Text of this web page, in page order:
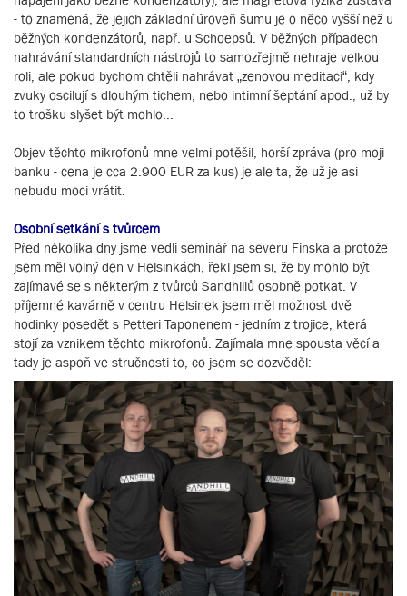
- to znamená, že jejich základní úroveň šumu je o něco vyšší než u
běžných kondenzátorů, např. u Schoepsů. V běžných případech
nahrávání standardních nástrojů to samozřejmě nehraje velkou
roli, ale pokud bychom chtěli nahrávat „zenovou meditaci“, kdy
zvuky oscilují s dlouhým tichem, nebo intimní šeptání apod., už by
to trošku slyšet být mohlo...
Objev těchto mikrofonů mne velmi potěšil, horší zpráva (pro moji
banku - cena je cca 2.900 EUR za kus) je ale ta, že už je asi
nebudu moci vrátit.
Osobní setkání s tvůrcem
Před několika dny jsme vedli seminář na severu Finska a protože
jsem měl volný den v Helsinkách, řekl jsem si, že by mohlo být
zajímavé se s některým z tvůrců Sandhillů osobně potkat. V
příjemné kavárně v centru Helsinek jsem měl možnost dvě
hodinky posedět s Petteri Taponenem - jedním z trojice, která
stojí za vznikem těchto mikrofonů. Zajímala mne spousta věcí a
tady je aspoň ve stručnosti to, co jsem se dozvěděl: